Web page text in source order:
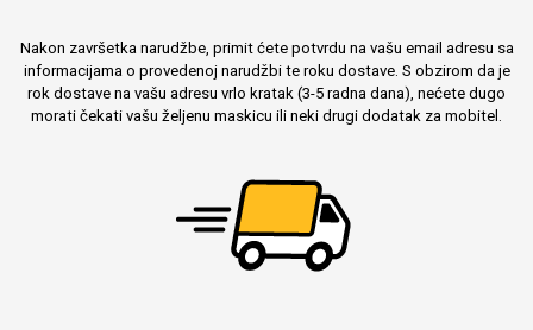
Nakon završetka narudžbe, primit ćete potvrdu na vašu email adresu sa
informacijama o provedenoj narudžbi te roku dostave. S obzirom da je
rok dostave na vašu adresu vrlo kratak (3-5 radna dana), nećete dugo
morati čekati vašu željenu maskicu ili neki drugi dodatak za mobitel.